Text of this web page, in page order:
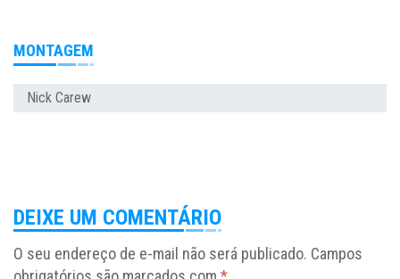
MONTAGEM
Nick Carew
DEIXE UM COMENTÁRIO
O seu endereço de e-mail não será publicado. Campos